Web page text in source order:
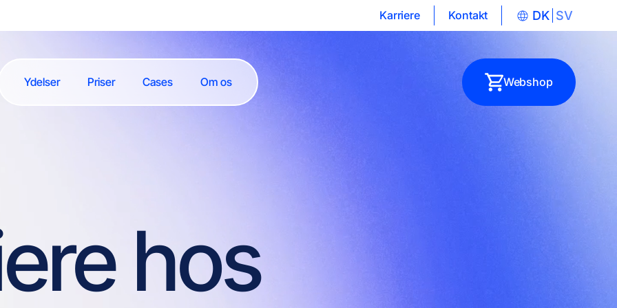
Karriere Kontakt DK SV
Ydelser Priser Cases Om os Webshop
hos